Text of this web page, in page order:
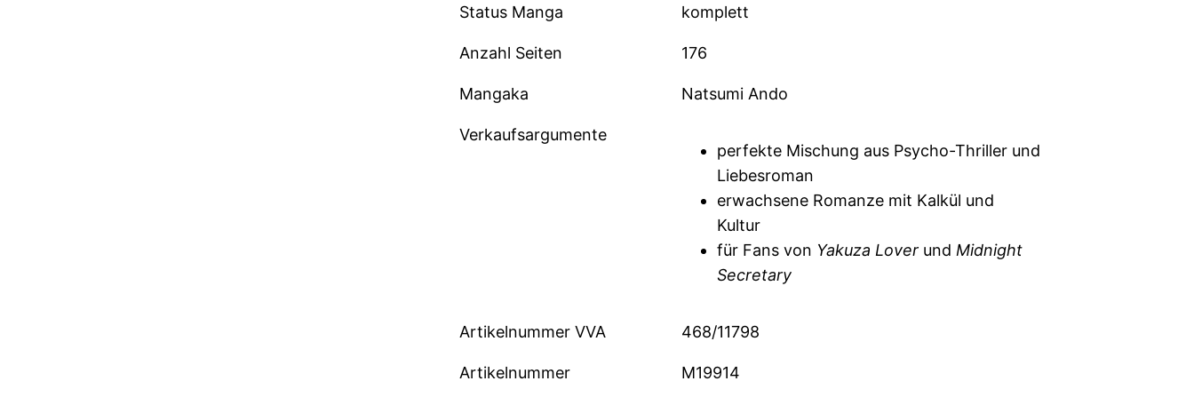
Status Manga komplett
Anzahl Seiten 176
Mangaka Natsumi Ando
Verkaufsargumente
perfekte Mischung aus Psycho-Thriller und
Liebesroman
erwachsene Romanze mit Kalkül und
Kultur
für Fans von Yakuza Lover und Midnight
Secretary
Artikelnummer VVA 468/11798
Artikelnummer M19914